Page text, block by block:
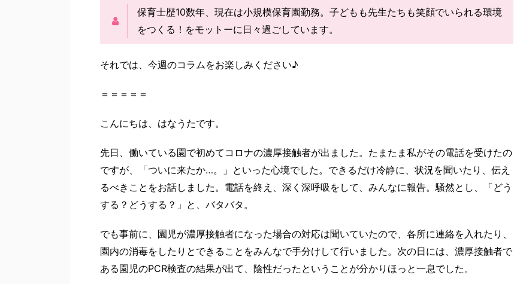
保育士歴10数年、現在は小規模保育園勤務。子どもも先生たちも笑顔でいられる環境
をつくる！をモットーに日々過ごしています。
それでは、今週のコラムをお楽しみください♪
＝＝＝＝＝
こんにちは、はなうたです。
先日、働いている園で初めてコロナの濃厚接触者が出ました。たまたま私がその電話を受けたの
ですが、「ついに来たか…。」といった心境でした。できるだけ冷静に、状況を聞いたり、伝え
るべきことをお話しました。電話を終え、深く深呼吸をして、みんなに報告。騒然とし、「どう
する？どうする？」と、バタバタ。
でも事前に、園児が濃厚接触者になった場合の対応は聞いていたので、各所に連絡を入れたり、
園内の消毒をしたりとできることをみんなで手分けして行いました。次の日には、濃厚接触者で
ある園児のPCR検査の結果が出て、陰性だったということが分かりほっと一息でした。